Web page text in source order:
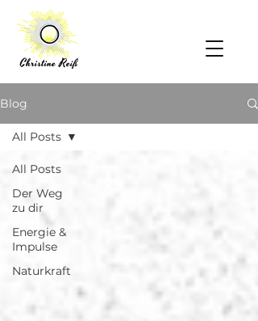
Blog
All Posts
Der Weg
zu dir
Energie &
Impulse
Naturkraft
All Posts